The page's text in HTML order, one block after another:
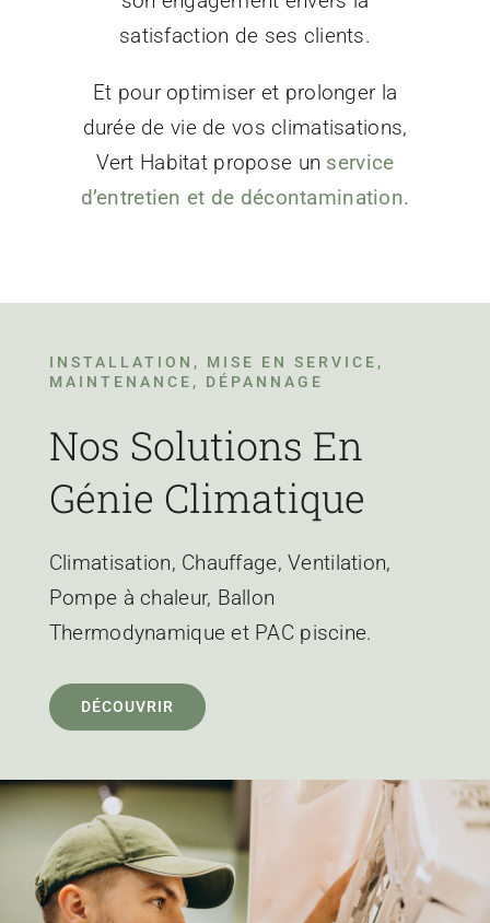
satisfaction de ses clients.
Et pour optimiser et prolonger la
durée de vie de vos climatisations,
Vert Habitat propose un service
d’entretien et de décontamination.
INSTALLATION, MISE EN SERVICE,
MAINTENANCE, DÉPANNAGE
Nos Solutions En
Génie Climatique
Climatisation, Chauffage, Ventilation,
Pompe à chaleur, Ballon
Thermodynamique et PAC piscine.
DÉCOUVRIR